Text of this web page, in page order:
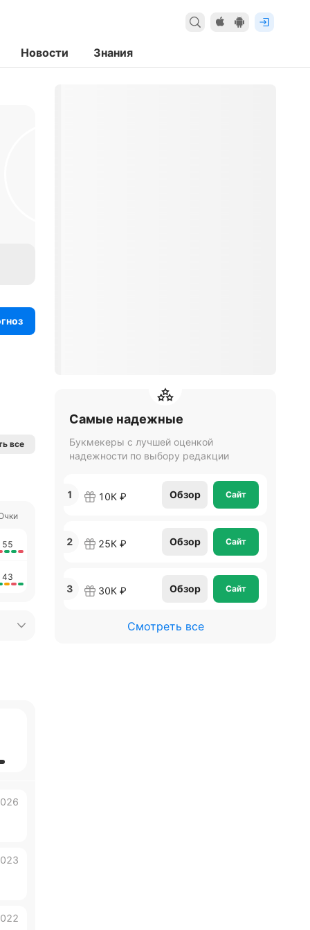
Новости Знания
все
55
43
Самые надежные
Букмекеры с лучшей оценкой
надежности по выбору редакции
1 10К ₽ Обзор Сайт
2 25К ₽ Обзор Сайт
3 30К ₽ Обзор Сайт
Смотреть все